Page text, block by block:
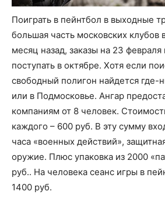
Поиграть в пейнтбол в выходные
большая часть московских
месяц назад, заказы на 23
поступать в октябре. Хотя если
свободный полигон найдется где-
или в Подмосковье. Ангар
компаниям от 8 человек.
каждого – 600 руб. В эту сумму
часа «военных действий»,
оружие. Плюс упаковка из 2000
руб.. На человека сеанс игры в
1400 руб.